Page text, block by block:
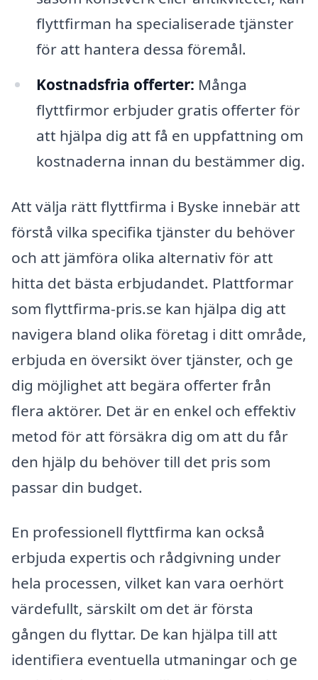
flyttfirman ha specialiserade tjänster
för att hantera dessa föremål.
Kostnadsfria offerter: Många
flyttfirmor erbjuder gratis offerter för
att hjälpa dig att få en uppfattning om
kostnaderna innan du bestämmer dig.
Att välja rätt flyttfirma i Byske innebär att
förstå vilka specifika tjänster du behöver
och att jämföra olika alternativ för att
hitta det bästa erbjudandet. Plattformar
som flyttfirma-pris.se kan hjälpa dig att
navigera bland olika företag i ditt område,
erbjuda en översikt över tjänster, och ge
dig möjlighet att begära offerter från
flera aktörer. Det är en enkel och effektiv
metod för att försäkra dig om att du får
den hjälp du behöver till det pris som
passar din budget.
En professionell flyttfirma kan också
erbjuda expertis och rådgivning under
hela processen, vilket kan vara oerhört
värdefullt, särskilt om det är första
gången du flyttar. De kan hjälpa till att
identifiera eventuella utmaningar och ge